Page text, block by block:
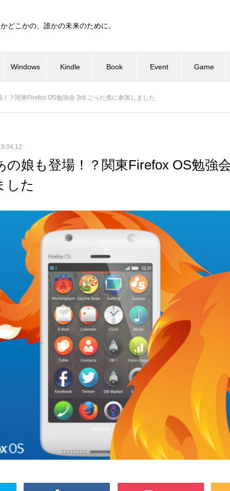
どこかの、誰かの未来のために。
Windows Kindle Book Event Game
！？関東Firefox OS勉強会 3rd ごった煮に参加しました
の娘も登場！？関東Firefox OS勉強
した